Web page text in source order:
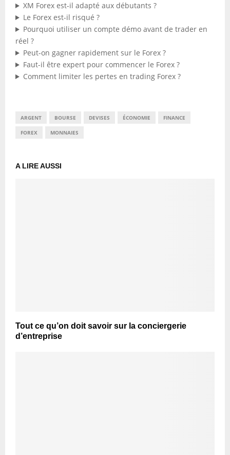
XM Forex est-il adapté aux débutants ?
Le Forex est-il risqué ?
Pourquoi utiliser un compte démo avant de trader en
réel ?
Peut-on gagner rapidement sur le Forex ?
Faut-il être expert pour commencer le Forex ?
Comment limiter les pertes en trading Forex ?
ARGENT BOURSE DEVISES ÉCONOMIE FINANCE
FOREX MONNAIES
A LIRE AUSSI
Tout ce qu’on doit savoir sur la conciergerie
d’entreprise